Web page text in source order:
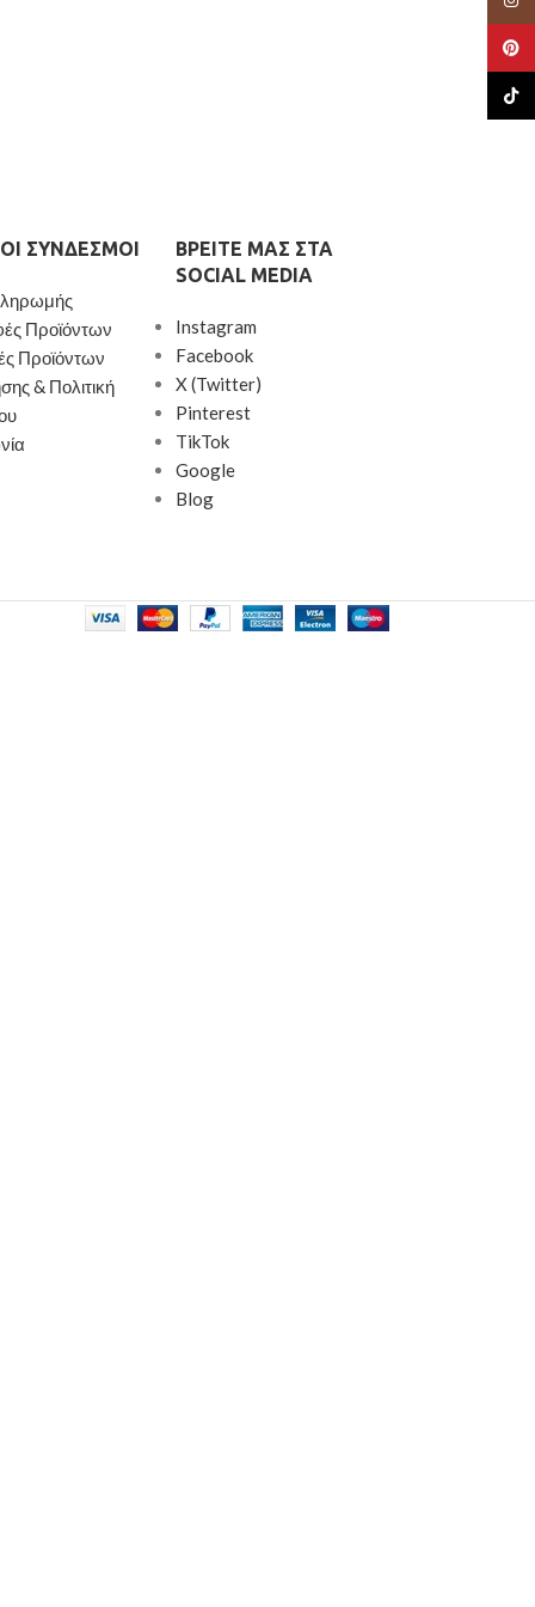
ΣΎΝΔΕΣΜΟΙ
Προϊόντων
Προϊόντων
& Πολιτική
ΒΡΕΊΤΕ ΜΑΣ ΣΤΑ
SOCIAL MEDIA
Instagram
Facebook
X (Twitter)
Pinterest
TikTok
Google
Blog